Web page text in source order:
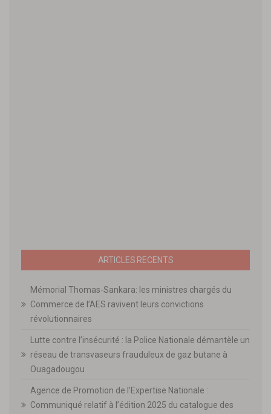
ARTICLES RECENTS
Mémorial Thomas-Sankara: les ministres chargés du
Commerce de l’AES ravivent leurs convictions
révolutionnaires
Lutte contre l’insécurité : la Police Nationale démantèle un
réseau de transvaseurs frauduleux de gaz butane à
Ouagadougou
Agence de Promotion de l’Expertise Nationale :
Communiqué relatif à l’édition 2025 du catalogue des